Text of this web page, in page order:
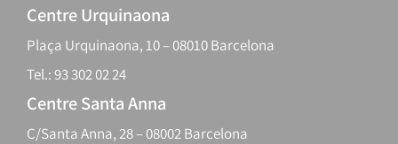
Centre Urquinaona
Plaça Urquinaona, 10 – 08010 Barcelona
Tel.: 93 302 02 24
Centre Santa Anna
C/Santa Anna, 28 – 08002 Barcelona